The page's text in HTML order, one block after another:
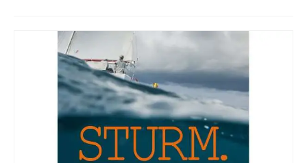
Karte und Wind
Länder und Inseln
Mittelmeer 2010-2013
Bordbibliothek